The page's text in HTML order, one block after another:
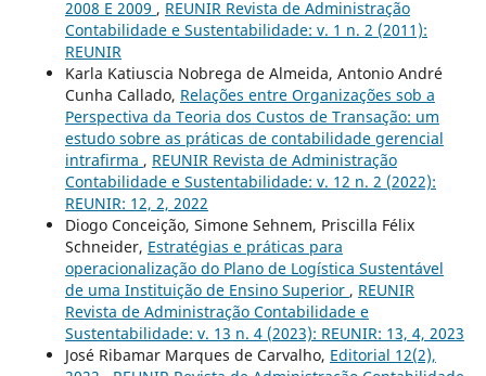
2008 E 2009 , REUNIR Revista de Administração
Contabilidade e Sustentabilidade: v. 1 n. 2 (2011):
REUNIR
Karla Katiuscia Nobrega de Almeida, Antonio André
Cunha Callado, Relações entre Organizações sob a
Perspectiva da Teoria dos Custos de Transação: um
estudo sobre as práticas de contabilidade gerencial
intrafirma , REUNIR Revista de Administração
Contabilidade e Sustentabilidade: v. 12 n. 2 (2022):
REUNIR: 12, 2, 2022
Diogo Conceição, Simone Sehnem, Priscilla Félix
Schneider, Estratégias e práticas para
operacionalização do Plano de Logística Sustentável
de uma Instituição de Ensino Superior , REUNIR
Revista de Administração Contabilidade e
Sustentabilidade: v. 13 n. 4 (2023): REUNIR: 13, 4, 2023
José Ribamar Marques de Carvalho, Editorial 12(2),